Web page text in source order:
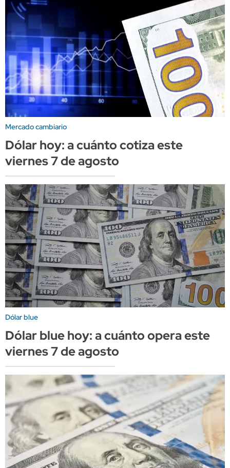
Mercado cambiario
Dólar hoy: a cuánto cotiza este
viernes 7 de agosto
Dólar blue
Dólar blue hoy: a cuánto opera este
viernes 7 de agosto